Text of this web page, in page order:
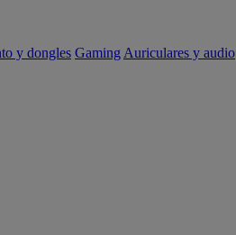
y dongles Gaming Auriculares y audio